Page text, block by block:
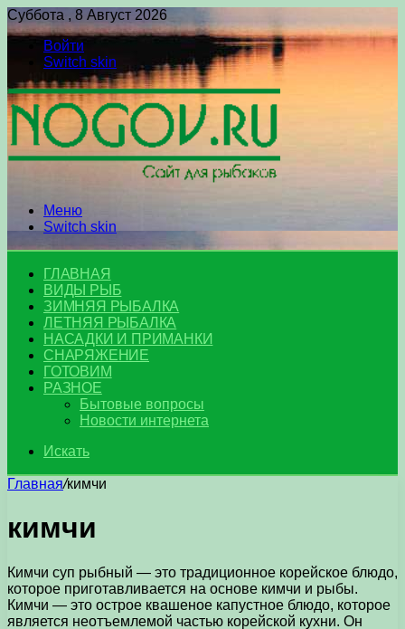
Суббота , 8 Август 2026
Войти
Switch skin
Меню
Switch skin
ГЛАВНАЯ
ВИДЫ РЫБ
ЗИМНЯЯ РЫБАЛКА
ЛЕТНЯЯ РЫБАЛКА
НАСАДКИ И ПРИМАНКИ
СНАРЯЖЕНИЕ
ГОТОВИМ
РАЗНОЕ
Бытовые вопросы
Новости интернета
Искать
Главная/кимчи
кимчи
Кимчи суп рыбный — это традиционное корейское блюдо,
которое приготавливается на основе кимчи и рыбы.
Кимчи — это острое квашеное капустное блюдо, которое
является неотъемлемой частью корейской кухни. Он